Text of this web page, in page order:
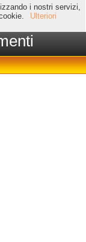
i nostri servizi,
Ulteriori